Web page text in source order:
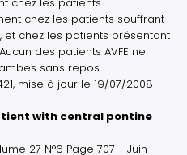
chez les patients souffrant
et chez les patients présentant
des patients AVFE ne
sans repos.
mise à jour le 19/07/2008
with central pontine
27 N°6 Page 707 - Juin